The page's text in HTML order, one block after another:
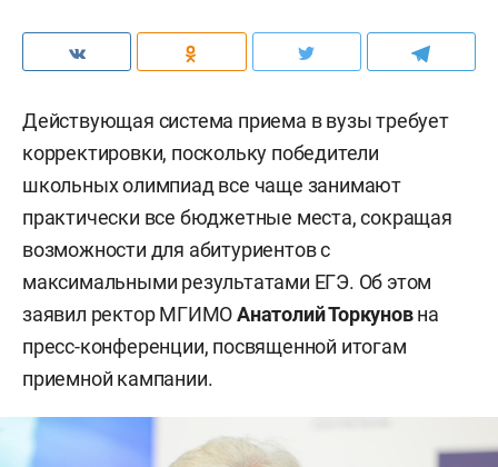
Действующая система приема в вузы требует
корректировки, поскольку победители
школьных олимпиад все чаще занимают
практически все бюджетные места, сокращая
возможности для абитуриентов с
максимальными результатами ЕГЭ. Об этом
заявил ректор МГИМОАнатолий Торкуновна
пресс-конференции, посвященной итогам
приемной кампании.